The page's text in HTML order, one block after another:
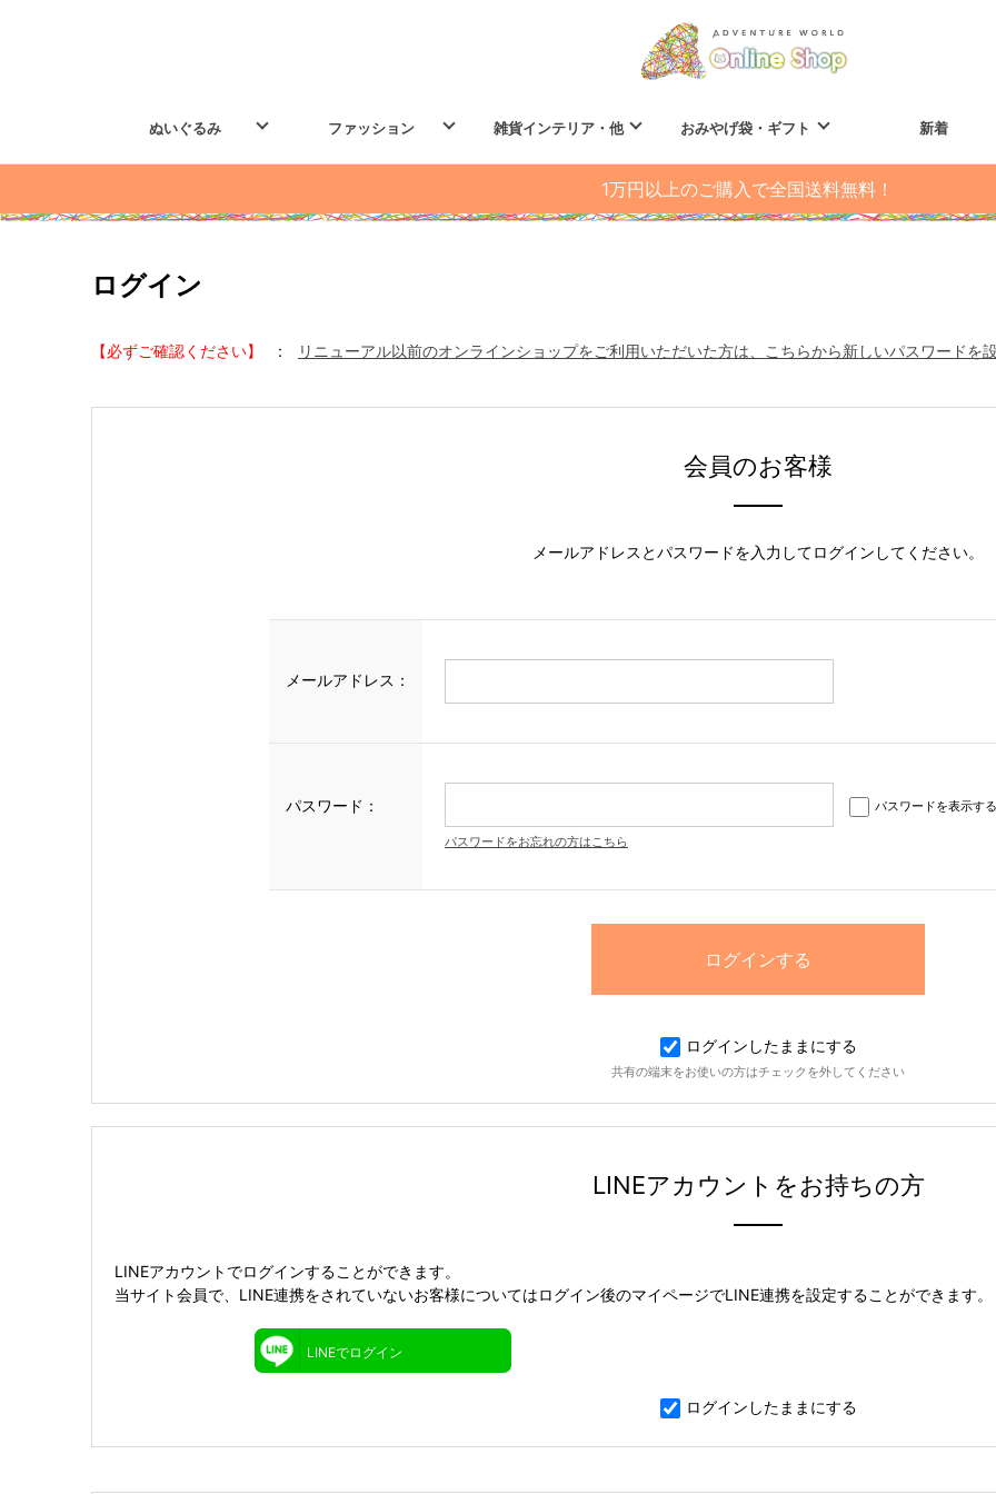
ぬいぐるみ ファッション 雑貨インテリア・他 おみやげ袋・ギフト 新着
1万円以上のご購入で全国送料無料！
ログイン
【必ずご確認ください】 : リニューアル以前のオンラインショップをご利用いただいた方は、こちらから新しいパスワードを
会員のお客様
メールアドレスとパスワードを入力してログインしてください。
メールアドレス：
パスワード： パスワードを表示する
パスワードをお忘れの方はこちら
ログインしたままにする
共有の端末をお使いの方はチェックを外してください
LINEアカウントをお持ちの方
LINEアカウントでログインすることができます。
当サイト会員で、LINE連携をされていないお客様についてはログイン後のマイページでLINE連携を設定することができます。
LINEでログイン
ログインしたままにする